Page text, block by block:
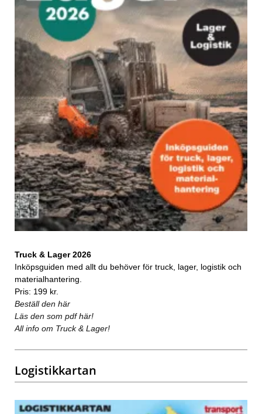
Truck & Lager 2026
Inköpsguiden med allt du behöver för truck, lager, logistik och
materialhantering.
Pris: 199 kr.
Beställ den här
Läs den som pdf här!
All info om Truck & Lager!
Logistikkartan